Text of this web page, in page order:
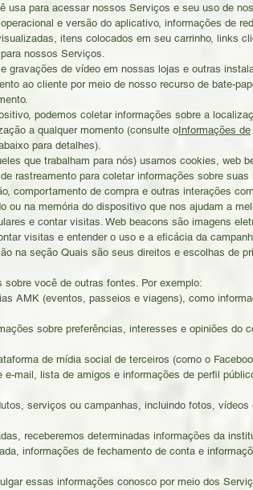
usa para acessar nossos Serviços e seu uso de
e versão do aplicativo, informações de
itens colocados em seu carrinho, links
nossos Serviços.
gravações de vídeo em nossas lojas e outras
ao cliente por meio de nosso recurso de bate-
podemos coletar informações sobre a
a qualquer momento (consulte oInformações de
para detalhes).
que trabalham para nós) usamos cookies, web
rastreamento para coletar informações sobre suas
comportamento de compra e outras interações
na memória do dispositivo que nos ajudam a
e contar visitas. Web beacons são imagens
visitas e entender o uso e a eficácia da
na seção Quais são seus direitos e escolhas de
sobre você de outras fontes. Por exemplo:
AMK (eventos, passeios e viagens), como
sobre preferências, interesses e opiniões do
de mídia social de terceiros (como o
mail, lista de amigos e informações de perfil
serviços ou campanhas, incluindo fotos, vídeos
receberemos determinadas informações da
informações de fechamento de conta e
essas informações conosco por meio dos